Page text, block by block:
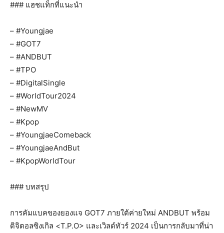
### แฮชแท็กที่แนะนำ
– #Youngjae
– #GOT7
– #ANDBUT
– #TPO
– #DigitalSingle
– #WorldTour2024
– #NewMV
– #Kpop
– #YoungjaeComeback
– #YoungjaeAndBut
– #KpopWorldTour
### บทสรุป
การคัมแบคของยองแจ GOT7 ภายใต้ค่ายใหม่ ANDBUT พร้อม
ดิจิตอลซิงเกิล <T.P.O> และเวิลด์ทัวร์ 2024 เป็นการกลับมาที่น่า